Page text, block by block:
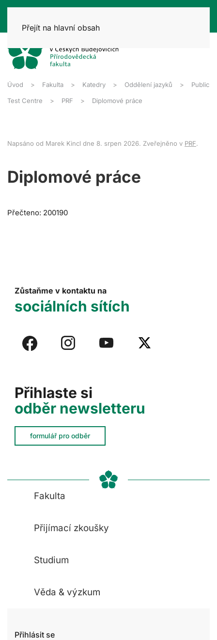
Přejít na hlavní obsah
Úvod Fakulta Katedry Oddělení jazyků Public
Test Centre PRF Diplomové práce
Napsáno od Marek Kincl dne 8. srpen 2026. Zveřejněno v PRF.
Diplomové práce
Přečteno: 200190
Přihlaste si
odběr newsletteru
formulář pro odběr
Zůstaňme v kontaktu na
sociálních sítích
Fakulta
Přijímací zkoušky
Studium
Věda & výzkum
Přihlásit se